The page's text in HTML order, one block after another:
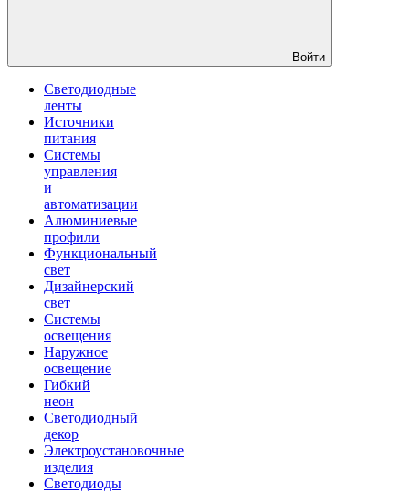
Войти
Светодиодные
ленты
Источники
питания
Системы
управления
и
автоматизации
Алюминиевые
профили
Функциональный
свет
Дизайнерский
свет
Системы
освещения
Наружное
освещение
Гибкий
неон
Светодиодный
декор
Электроустановочные
изделия
Светодиоды